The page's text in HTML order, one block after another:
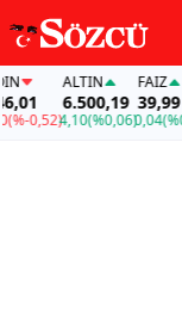
0,52)
ALTIN
6.500,19
4,10(%0,06)
FAİZ
39,99
0,04